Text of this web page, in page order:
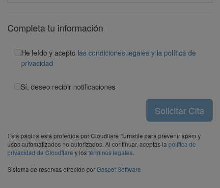
Completa tu información
He leído y acepto las condiciones legales y la política de
privacidad
Sí, deseo recibir notificaciones
Solicitar Cita
Esta página está protegida por Cloudflare Turnstile para prevenir spam y
usos automatizados no autorizados. Al continuar, aceptas la política de
privacidad de Cloudflare y lostérminos legales
Sistema de reservas ofrecido porGespet Software